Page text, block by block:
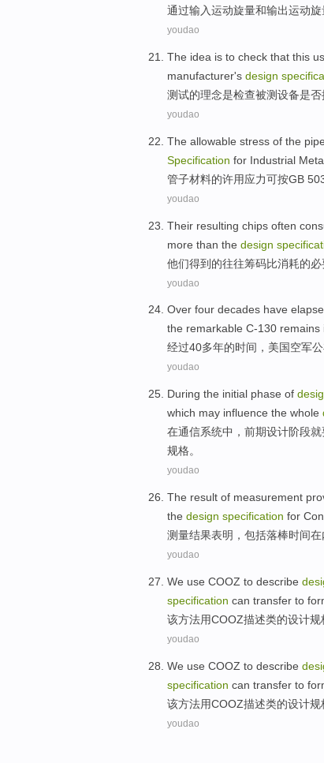
通过输入运动旋量和输出运动旋
youdao
The idea is to check that this
manufacturer's design
测试的理念是检查被测设备是否
youdao
The allowable stress of the pipe
Specification for Industrial
管子材料的许用应力可按GB
youdao
Their resulting chips often
more than the design
他们得到的往往筹码比消耗的必
youdao
Over four decades have
the remarkable C-130 remains
经过40多年的时间 ， 美国空军
youdao
During the initial phase of
which may influence the whole
在通信系统中， 前期设计阶段就
规格。
youdao
The result of measurement
the design specification for
测量结果表明 ，包括落棒时间在
youdao
We use COOZ to describe
specification can transfer to
该方法用COOZ描述类的设计规
youdao
We use COOZ to describe
specification can transfer to
该方法用COOZ描述类的设计规
youdao